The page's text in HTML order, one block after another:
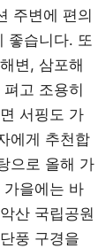
주변에 편의
좋습니다. 또
변, 삼포해
고 조용히
서핑도 가
에게 추천합
으로 올해 가
을에는 바
산 국립공원
풍 구경을